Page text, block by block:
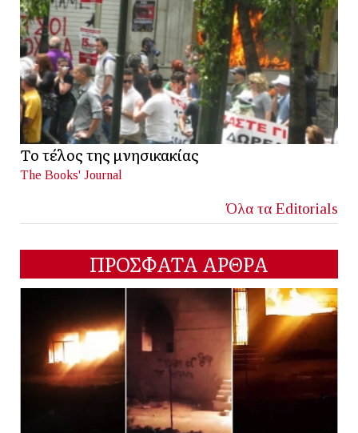
Το τέλος της μνησικακίας
The Books' Journal
Όλα τα Editorials
ΠΡΟΣΦΑΤΑ ΑΡΘΡΑ